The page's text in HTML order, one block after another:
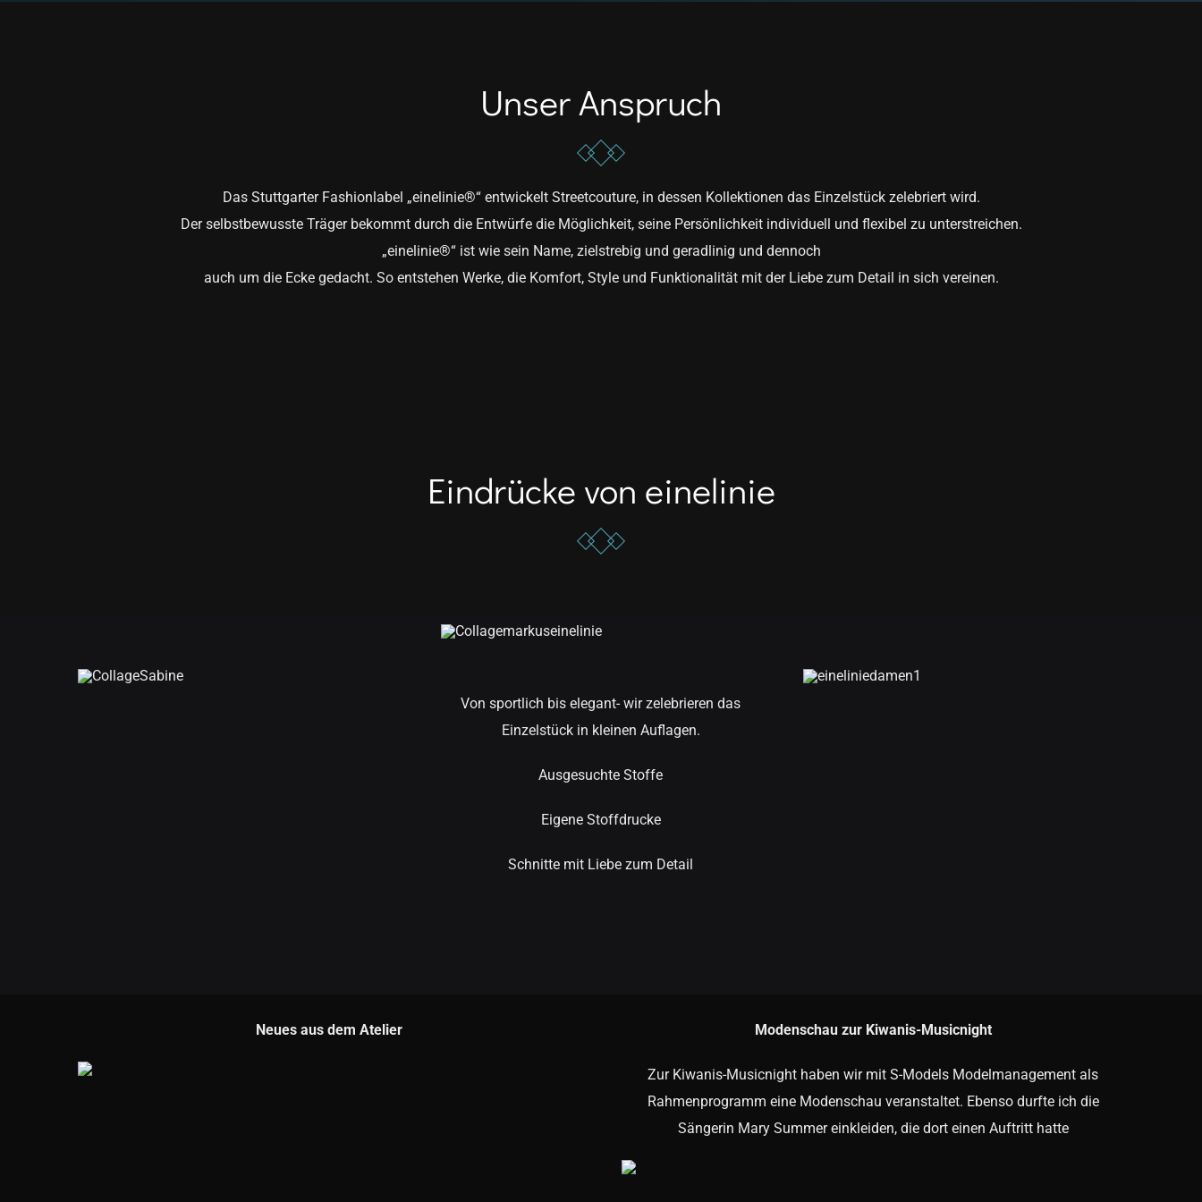
Unser Anspruch
Das Stuttgarter Fashionlabel „einelinie®“ entwickelt Streetcouture, in dessen Kollektionen das Einzelstück zelebriert wird.
Der selbstbewusste Träger bekommt durch die Entwürfe die Möglichkeit, seine Persönlichkeit individuell und flexibel zu unterstreichen.
„einelinie®“ ist wie sein Name, zielstrebig und geradlinig und dennoch
auch um die Ecke gedacht. So entstehen Werke, die Komfort, Style und Funktionalität mit der Liebe zum Detail in sich vereinen.
Eindrücke von einelinie
Von sportlich bis elegant- wir zelebrieren das
Einzelstück in kleinen Auflagen.
Ausgesuchte Stoffe
Eigene Stoffdrucke
Schnitte mit Liebe zum Detail
Neues aus dem Atelier Modenschau zur Kiwanis-Musicnight
Zur Kiwanis-Musicnight haben wir mit S-Models Modelmanagement als
Rahmenprogramm eine Modenschau veranstaltet. Ebenso durfte ich die
Sängerin Mary Summer einkleiden, die dort einen Auftritt hatte